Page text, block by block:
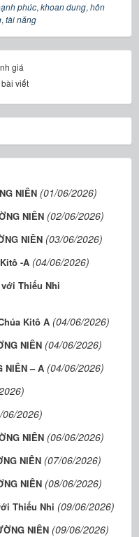
phúc, khoan dung, hôn
, tài năng
giá
viết
NIÊN (01/06/2026)
NIÊN (02/06/2026)
NIÊN (03/06/2026)
-A (04/06/2026)
Thiếu Nhi
Kitô A (04/06/2026)
NIÊN (04/06/2026)
NIÊN – A (04/06/2026)
06/2026)
NIÊN (06/06/2026)
NIÊN (07/06/2026)
NIÊN (08/06/2026)
Thiếu Nhi (09/06/2026)
NIÊN (09/06/2026)